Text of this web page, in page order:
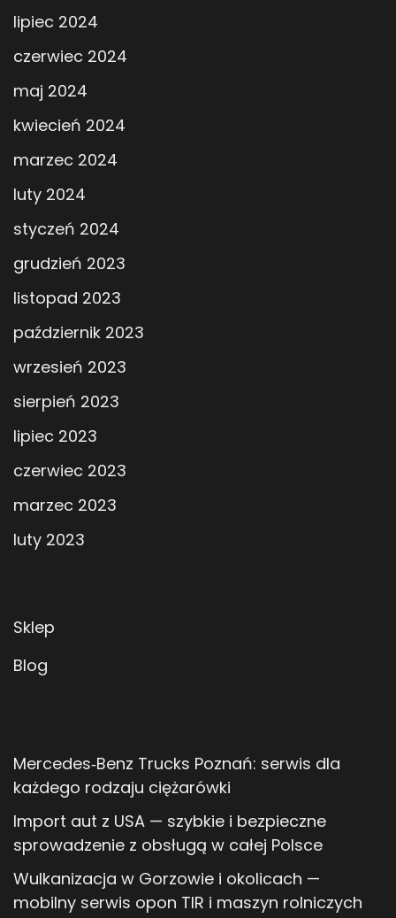
lipiec 2024
czerwiec 2024
maj 2024
kwiecień 2024
marzec 2024
luty 2024
styczeń 2024
grudzień 2023
listopad 2023
październik 2023
wrzesień 2023
sierpień 2023
lipiec 2023
czerwiec 2023
marzec 2023
luty 2023
Sklep
Blog
Mercedes‑Benz Trucks Poznań: serwis dla
każdego rodzaju ciężarówki
Import aut z USA — szybkie i bezpieczne
sprowadzenie z obsługą w całej Polsce
Wulkanizacja w Gorzowie i okolicach —
mobilny serwis opon TIR i maszyn rolniczych